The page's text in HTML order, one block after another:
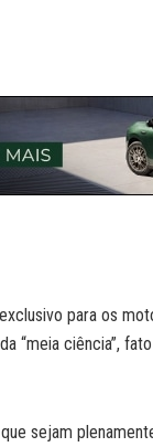
para os
“meia ciência”,
sejam